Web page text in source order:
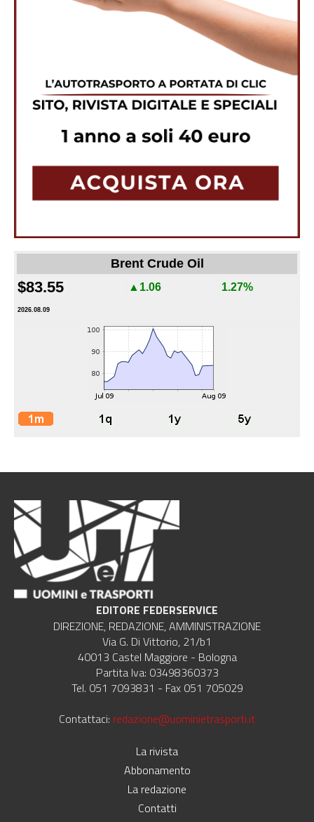
Brent Crude Oil
$83.55 ▲1.06 1.27%
2026.08.09
EDITORE FEDERSERVICE
DIREZIONE, REDAZIONE, AMMINISTRAZIONE
Via G. Di Vittorio, 21/b1
40013 Castel Maggiore - Bologna
Partita Iva: 03498360373
Tel. 051 7093831 - Fax 051 705029
Contattaci: redazione@uominietrasporti.it
La rivista
Abbonamento
La redazione
Contatti